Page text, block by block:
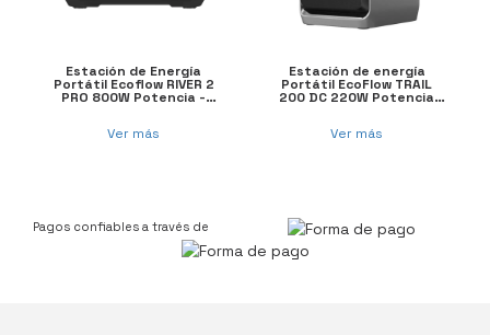
Estación de Energía
Portátil Ecoflow RIVER 2
PRO 800W Potencia -
Ver más
Estación de energía
Portátil EcoFlow TRAIL
200 DC 220W Potencia
Ver más
Pagos confiables a través de